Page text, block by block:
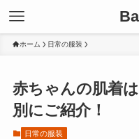
ホーム 日常の服装
赤ちゃんの肌着
別にご紹介！
日常の服装